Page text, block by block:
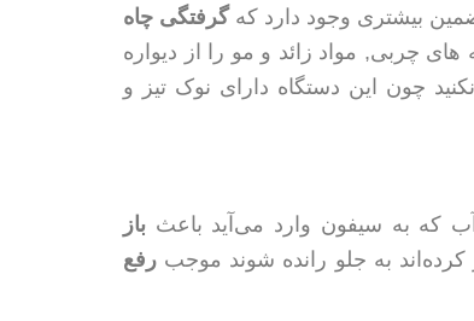
بیشتری وجود دارد کهگرفتگی چاه
های چربی, مواد زائد و مو را از دیواره
چون این دستگاه دارای نوک تیز و
که به سیفون وارد می‌آید باعث باز
به جلو رانده شوند موجب رفع